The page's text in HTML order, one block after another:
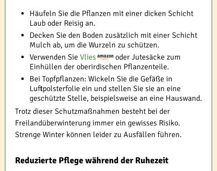
Häufeln Sie die Pflanzen mit einer dicken Schicht
Laub oder Reisig an.
Decken Sie den Boden zusätzlich mit einer Schicht
Mulch ab, um die Wurzeln zu schützen.
Verwenden Sie Vlies
oder Jutesäcke zum
Einhüllen der oberirdischen Pflanzenteile.
Bei Topfpflanzen: Wickeln Sie die Gefäße in
Luftpolsterfolie ein und stellen Sie sie an eine
geschützte Stelle, beispielsweise an eine Hauswand.
Trotz dieser Schutzmaßnahmen besteht bei der
Freilandüberwinterung immer ein gewisses Risiko.
Strenge Winter können leider zu Ausfällen führen.
Reduzierte Pflege während der Ruhezeit